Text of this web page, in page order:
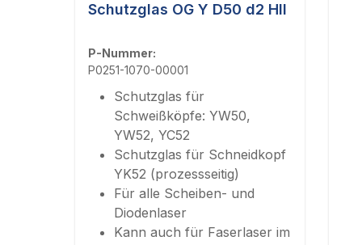
Schutzglas OG Y D50 d2 HII
P-Nummer:
P0251-1070-00001
Schutzglas für
Schweißköpfe: YW50,
YW52, YC52
Schutzglas für Schneidkopf
YK52 (prozessseitig)
Für alle Scheiben- und
Diodenlaser
Kann auch für Faserlaser im